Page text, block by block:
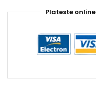
Plateste